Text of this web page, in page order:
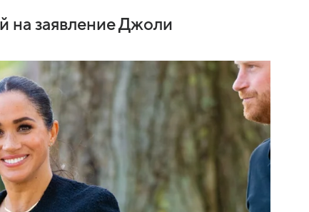
на заявление Джоли